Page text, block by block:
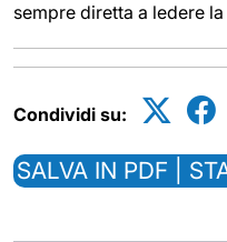
sempre diretta a ledere
Condividi su:
SALVA IN PDF |